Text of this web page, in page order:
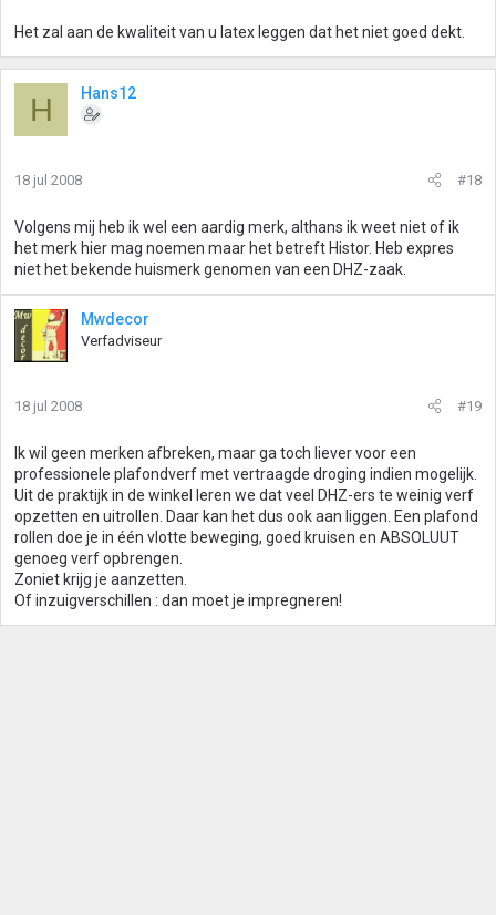
Het zal aan de kwaliteit van u latex leggen dat het niet goed dekt.
H Hans12
18 jul 2008 #18
Volgens mij heb ik wel een aardig merk, althans ik weet niet of ik
het merk hier mag noemen maar het betreft Histor. Heb expres
niet het bekende huismerk genomen van een DHZ-zaak.
Mwdecor
Verfadviseur
18 jul 2008 #19
Ik wil geen merken afbreken, maar ga toch liever voor een
professionele plafondverf met vertraagde droging indien mogelijk.
Uit de praktijk in de winkel leren we dat veel DHZ-ers te weinig verf
opzetten en uitrollen. Daar kan het dus ook aan liggen. Een plafond
rollen doe je in één vlotte beweging, goed kruisen en ABSOLUUT
genoeg verf opbrengen.
Zoniet krijg je aanzetten.
Of inzuigverschillen : dan moet je impregneren!